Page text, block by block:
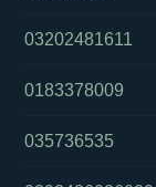
03202481611
0183378009
035736535